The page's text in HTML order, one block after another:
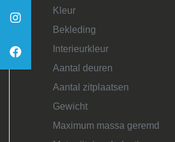
Kleur
Bekleding
Interieurkleur
Aantal deuren
Aantal zitplaatsen
Gewicht
Maximum massa geremd